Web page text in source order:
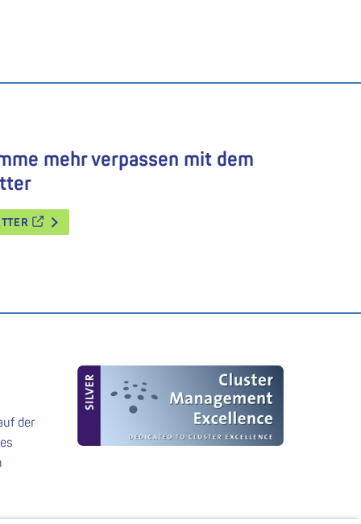
mehr verpassen mit dem
der